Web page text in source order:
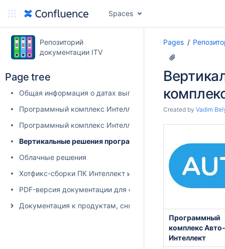
Spaces
Репозиторий
документации ITV
Page tree
Общая информация о датах выпуска продуктов и
Программный комплекс Интеллект X
Программный комплекс Интеллект (базовый)
Вертикальные решения программного комплекса
Облачные решения
Хотфикс-сборки ПК Интеллект и вертикальных решений
PDF-версия документации для скачивания. Все продукты
Документация к продуктам, снятым с производства
Pages
Created by Vadim
Программный
комплекс Авто-
Интеллект